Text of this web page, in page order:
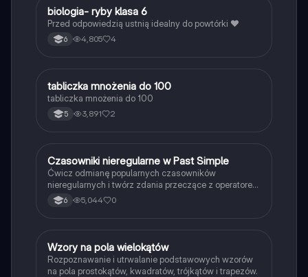
BBiologia
biologia- ryby klasa 6
Przed odpowiedzią ustnią idealny do powtórki ❤️
6 4,805 4
TMatematyka
tabliczka mnożenia do 100
tabliczka mnożenia do 100
5 3,891 2
CJęzyk angielski
Czasowniki nieregularne w Past Simple
Ćwicz odmianę popularnych czasowników
nieregularnych i twórz zdania przeczące z operatorem
didn't w czasie Past Simple.
6 5,044 0
WMatematyka
Wzory na pola wielokątów
Rozpoznawanie i utrwalanie podstawowych wzorów
na pola prostokątów, kwadratów, trójkątów i trapezów.